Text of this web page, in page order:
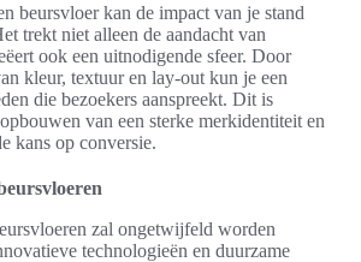
beursvloer kan de impact van je stand
trekt niet alleen de aandacht van
ook een uitnodigende sfeer. Door
kleur, textuur en lay-out kun je een
die bezoekers aanspreekt. Dit is
van een sterke merkidentiteit en
kans op conversie.
zal ongetwijfeld worden
technologieën en duurzame